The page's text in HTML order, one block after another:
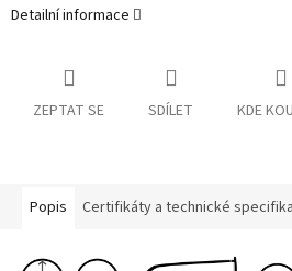
Detailní informace
ZEPTAT SE SDÍLET KDE
Popis Certifikáty a technické